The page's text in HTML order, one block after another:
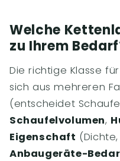
Welche
zu Ihrem
Die richtige Klasse
sich aus mehreren
(entscheidet
Schaufelvolumen,
Eigenschaft
Anbaugeräte-